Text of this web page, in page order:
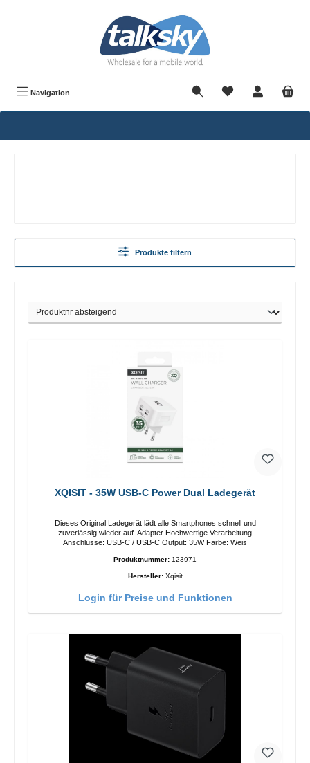
Navigation
Produkte filtern
XQISIT - 35W USB-C Power Dual Ladegerät
Dieses Original Ladegerät lädt alle Smartphones schnell und
zuverlässig wieder auf. Adapter Hochwertige Verarbeitung
Anschlüsse: USB-C / USB-C Output: 35W Farbe: Weis
Produktnummer: 123971
Hersteller: Xqisit
Login für Preise und Funktionen